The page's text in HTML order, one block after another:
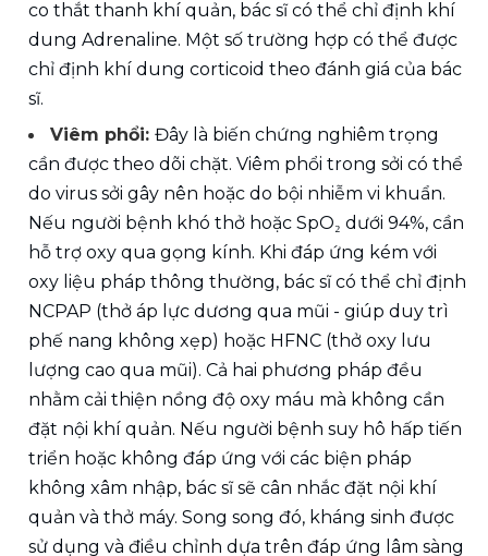
co thắt thanh khí quản, bác sĩ có thể chỉ định khí
dung Adrenaline. Một số trường hợp có thể được
chỉ định khí dung corticoid theo đánh giá của bác
sĩ.
Viêm phổi: Đây là biến chứng nghiêm trọng
cần được theo dõi chặt. Viêm phổi trong sởi có thể
do virus sởi gây nên hoặc do bội nhiễm vi khuẩn.
Nếu người bệnh khó thở hoặc SpO₂ dưới 94%, cần
hỗ trợ oxy qua gọng kính. Khi đáp ứng kém với
oxy liệu pháp thông thường, bác sĩ có thể chỉ định
NCPAP (thở áp lực dương qua mũi - giúp duy trì
phế nang không xẹp) hoặc HFNC (thở oxy lưu
lượng cao qua mũi). Cả hai phương pháp đều
nhằm cải thiện nồng độ oxy máu mà không cần
đặt nội khí quản. Nếu người bệnh suy hô hấp tiến
triển hoặc không đáp ứng với các biện pháp
không xâm nhập, bác sĩ sẽ cân nhắc đặt nội khí
quản và thở máy. Song song đó, kháng sinh được
sử dụng và điều chỉnh dựa trên đáp ứng lâm sàng